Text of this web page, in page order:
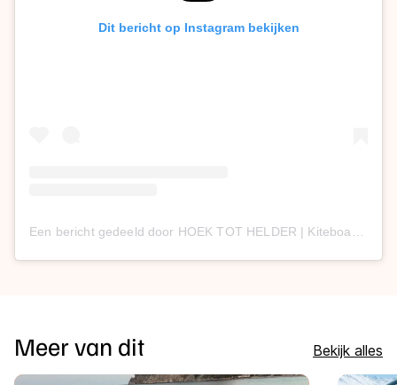
Dit bericht op Instagram bekijken
Meer van dit Bekijk alles